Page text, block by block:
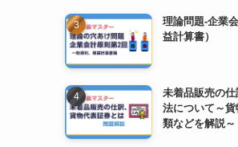
理論問題-企業
益計算書）
未着品販売の
法について～
類などを解説～